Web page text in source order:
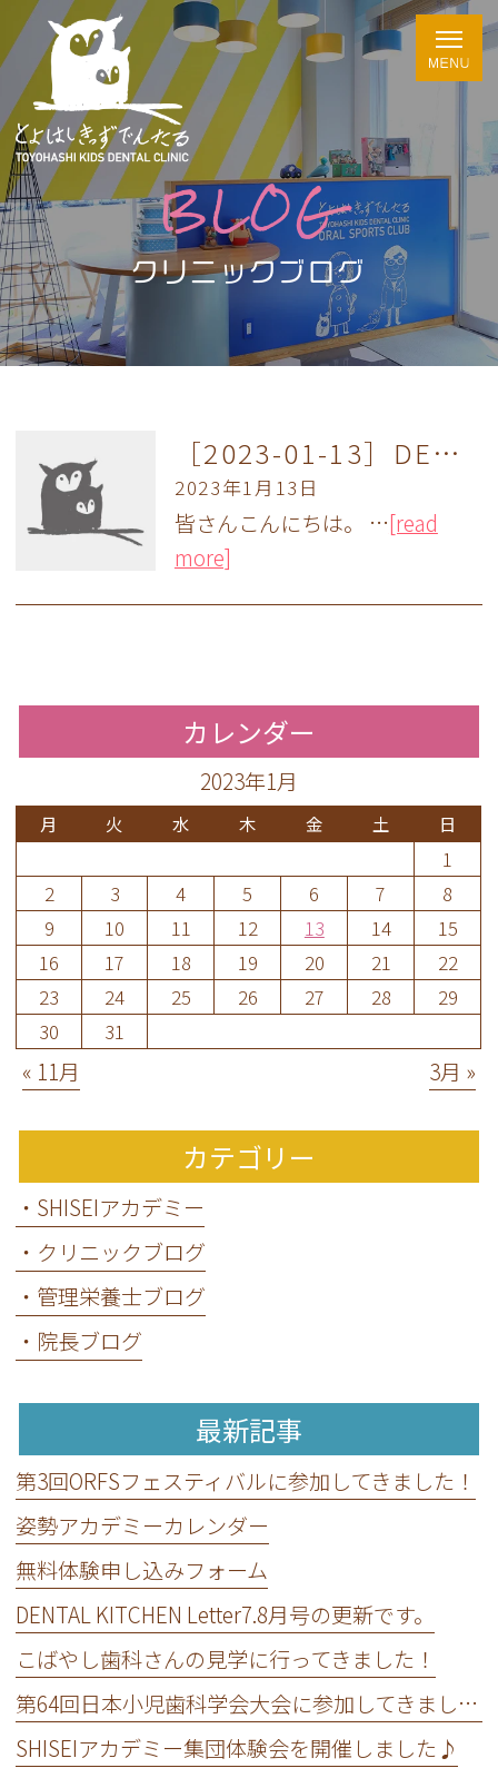
BLOG
クリニックブログ
［2023-01-13］DENTAL KITCHN Letter 1.2月号の更新です。
2023年1月13日
皆さんこんにちは。 …[read
more]
カレンダー
2023年1月
月 火 水 木 金 土 日
1
2
3 4 5 6 7
8
9
10 11 12 13 14
15
16
17 18 19 20 21
22
23
24 25 26 27 28
29
30
31
« 11月 3月 »
カテゴリー
・SHISEIアカデミー
・クリニックブログ
・管理栄養士ブログ
・院長ブログ
最新記事
第3回ORFSフェスティバルに参加してきました！
姿勢アカデミーカレンダー
無料体験申し込みフォーム
DENTAL KITCHEN Letter7.8月号の更新です。
こばやし歯科さんの見学に行ってきました！
第64回日本小児歯科学会大会に参加してきました！
SHISEIアカデミー集団体験会を開催しました♪